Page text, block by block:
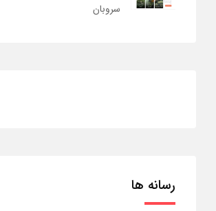
سروبان
رسانه ها